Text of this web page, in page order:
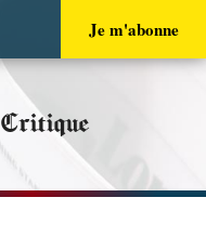
Je m'abonne
Critique